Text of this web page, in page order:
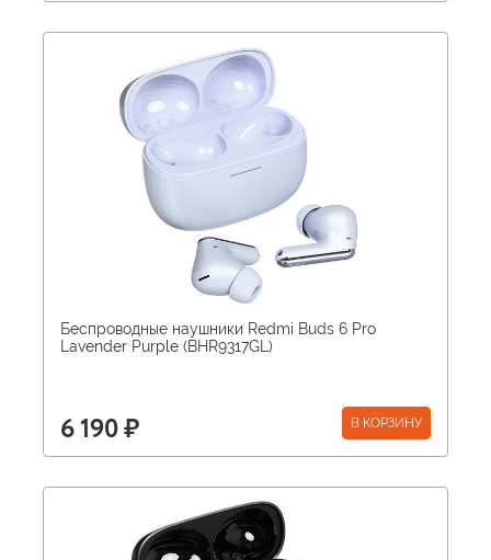
Беспроводные наушники Redmi Buds 6 Pro
Lavender Purple (BHR9317GL)
6 190 ₽ В КОРЗИНУ